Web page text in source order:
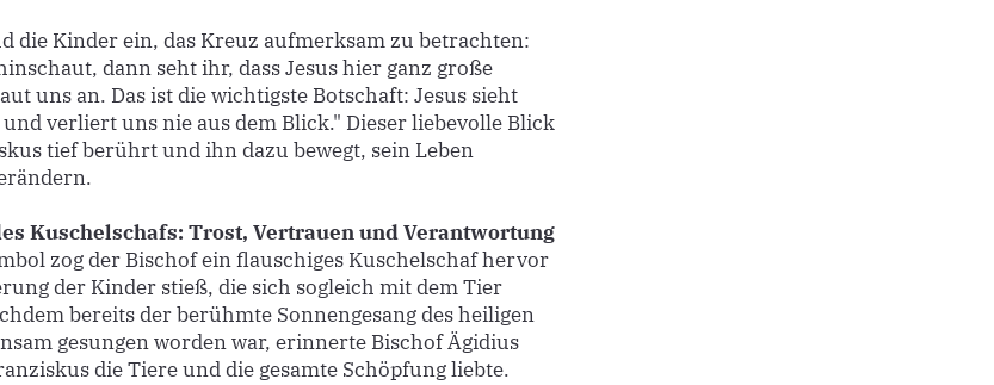
die Kinder ein, das Kreuz aufmerksam zu betrachten:
dann seht ihr, dass Jesus hier ganz große
uns an. Das ist die wichtigste Botschaft: Jesus sieht
verliert uns nie aus dem Blick." Dieser liebevolle Blick
tief berührt und ihn dazu bewegt, sein Leben
Kuschelschafs: Trost, Vertrauen und Verantwortung
zog der Bischof ein flauschiges Kuschelschaf hervor
der Kinder stieß, die sich sogleich mit dem Tier
bereits der berühmte Sonnengesang des heiligen
gesungen worden war, erinnerte Bischof Ägidius
die Tiere und die gesamte Schöpfung liebte.